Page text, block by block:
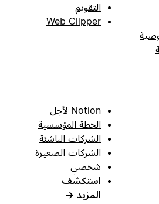
التقويم
Web Clipper
Notion لأجل
الخطة المؤسسية
الشركات الناشئة
الشركات الصغيرة
شخصي
استكشف
المزيد →